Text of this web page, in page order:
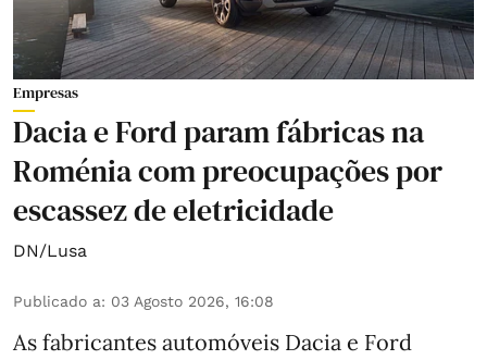
Empresas
Dacia e Ford param fábricas na
Roménia com preocupações por
escassez de eletricidade
DN/Lusa
Publicado a: 03 Agosto 2026, 16:08
As fabricantes automóveis Dacia e Ford